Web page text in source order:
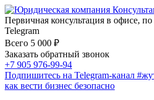
Первичная консультация в офисе,
Telegram
Всего 5 000 ₽
Заказать обратный звонок
+7 905 976-99-94
Подпишитесь на Telegram-канал
как вести бизнес безопасно